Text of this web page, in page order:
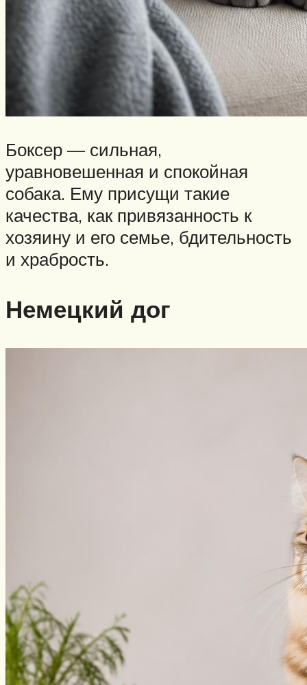
Боксер — сильная,
уравновешенная и спокойная
собака. Ему присущи такие
качества, как привязанность к
хозяину и его семье, бдительность
и храбрость.
Немецкий дог